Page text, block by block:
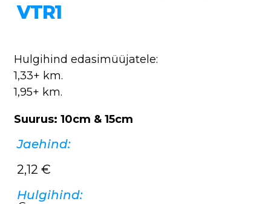
VTR1
Hulgihind edasimüüjatele:
1,33+ km.
1,95+ km.
Suurus: 10cm & 15cm
Jaehind:
2,12 €
Hulgihind: